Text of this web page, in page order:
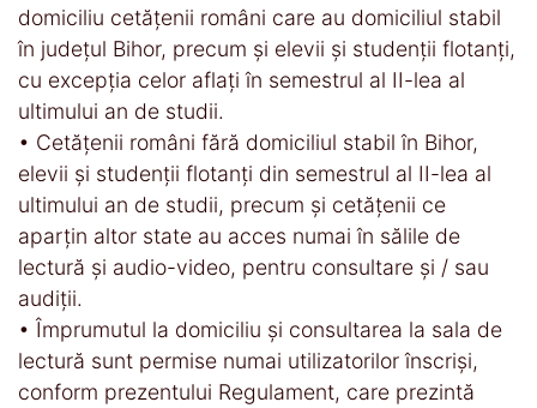
domiciliu cetăţenii români care au domiciliul stabil
în judeţul Bihor, precum şi elevii şi studenţii flotanţi,
cu excepţia celor aflaţi în semestrul al II-lea al
ultimului an de studii.
• Cetăţenii români fără domiciliul stabil în Bihor,
elevii şi studenţii flotanţi din semestrul al II-lea al
ultimului an de studii, precum şi cetăţenii ce
aparţin altor state au acces numai în sălile de
lectură şi audio-video, pentru consultare şi / sau
audiţii.
• Împrumutul la domiciliu şi consultarea la sala de
lectură sunt permise numai utilizatorilor înscrişi,
conform prezentului Regulament, care prezintă